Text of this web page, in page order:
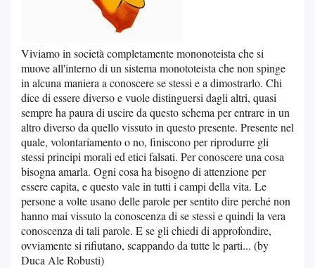
Viviamo in società completamente mononoteista che si
muove all'interno di un sistema monototeista che non spinge
in alcuna maniera a conoscere se stessi e a dimostrarlo. Chi
dice di essere diverso e vuole distinguersi dagli altri, quasi
sempre ha paura di uscire da questo schema per entrare in un
altro diverso da quello vissuto in questo presente. Presente nel
quale, volontariamento o no, finiscono per riprodurre gli
stessi principi morali ed etici falsati. Per conoscere una cosa
bisogna amarla. Ogni cosa ha bisogno di attenzione per
essere capita, e questo vale in tutti i campi della vita. Le
persone a volte usano delle parole per sentito dire perché non
hanno mai vissuto la conoscenza di se stessi e quindi la vera
conoscenza di tali parole. E se gli chiedi di approfondire,
ovviamente si rifiutano, scappando da tutte le parti... (by
Duca Ale Robusti)